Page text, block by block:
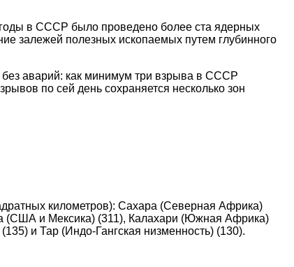
в СССР было проведено более ста ядерных
залежей полезных ископаемых путем глубинного
аварий: как минимум три взрыва в СССР
по сей день сохраняется несколько зон
километров): Сахара (Северная Африка)
(США и Мексика) (311), Калахари (Южная Африка)
и Тар (Индо-Гангская низменность) (130).